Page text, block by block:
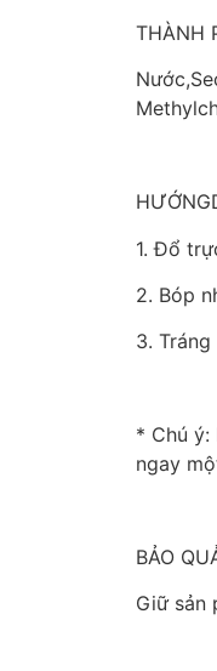
THÀNH
1. Đổ
2. Bóp
3.
* Chú ý:
ngay
BẢO
Giữ sản